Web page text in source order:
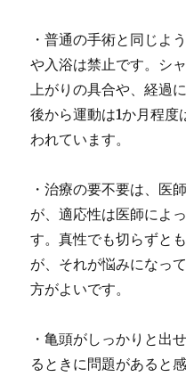
・普通の手術と同じよ
や入浴は禁止です。 シ
上がりの具合や、経過
後から運動は1か月程
われています。
・治療の要不要は、医
が、適応性は医師によ
す。真性でも切らずと
が、それが悩みになっ
方がよいです。
・亀頭がしっかりと出
るときに問題があると